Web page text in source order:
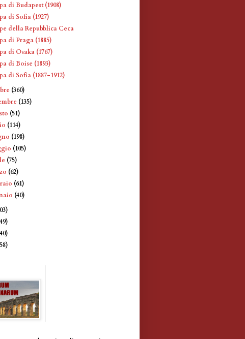
di Budapest (1908)
di Sofia (1927)
della Repubblica Ceca
di Praga (1885)
di Osaka (1767)
di Boise (1893)
di Sofia (1887-1912)
(360)
(135)
(51)
(114)
(198)
(105)
(75)
(62)
(61)
(40)